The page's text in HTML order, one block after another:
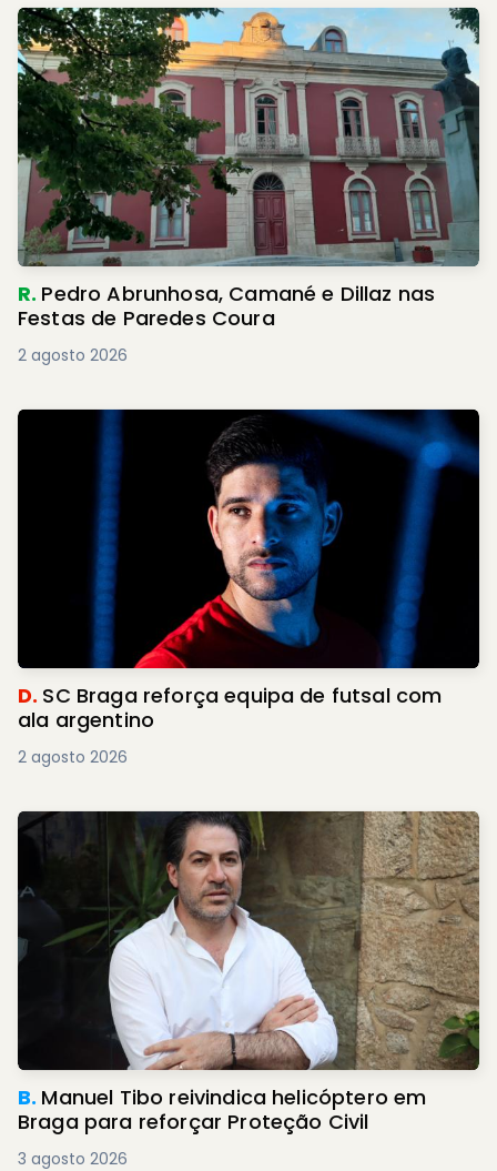
R. Pedro Abrunhosa, Camané e Dillaz nas
Festas de Paredes Coura
2 agosto 2026
D. SC Braga reforça equipa de futsal com
ala argentino
2 agosto 2026
B. Manuel Tibo reivindica helicóptero em
Braga para reforçar Proteção Civil
3 agosto 2026